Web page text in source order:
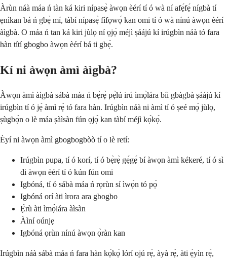
Àrùn náà máa ń tàn ká kiri nípasẹ̀ àwọn èérí tí ó wà ní afẹ́fẹ́ nígbà tí
ẹnìkan bá ń gbẹ̀ mí, tàbí nípasẹ̀ fífọwọ́ kan omi tí ó wà nínú àwọn èérí
àìgbà. O máa ń tan ká kiri jùlọ ní ọjọ́ méjì ṣáájú kí irúgbìn náà tó fara
hàn títí gbogbo àwọn èérí bá ti gbẹ́.
Kí ni àwọn àmì àìgbà?
Àwọn àmì àìgbà sábà máa ń bẹ̀rẹ̀ pẹ̀lú irú ìmọ̀lára bíi gbàgbà ṣáájú kí
irúgbìn tí ó jẹ́ àmì rẹ̀ tó fara hàn. Irúgbìn náà ni àmì tí ó ṣeé mọ̀ jùlọ,
ṣùgbọ́n o lè máa ṣàìsàn fún ọjọ́ kan tàbí méjì kọ́kọ́.
Èyí ni àwọn àmì gbogbogbòò tí o lè retí:
Irúgbìn pupa, tí ó korí, tí ó bẹ̀rẹ̀ gẹ́gẹ́ bí àwọn àmì kékeré, tí ó sì
di àwọn èérí tí ó kún fún omi
Igbóná, tí ó sábà máa ń rọrùn sí ìwọ̀n tó pọ̀
Igbóná orí àti ìrora ara gbogbo
Ẹ̀rù àti ìmọ̀lára àìsàn
Àìní oúnjẹ
Igbóná ọrùn nínú àwọn ọ̀ràn kan
Irúgbìn náà sábà máa ń fara hàn kọ́kọ́ lórí ojú rẹ̀, àyà rẹ̀, àti ẹ̀yìn rẹ̀,